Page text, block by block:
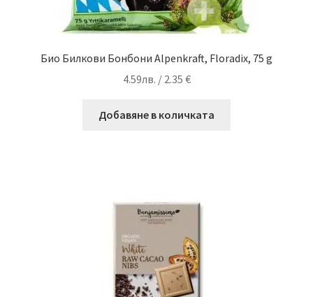
Био Билкови Бонбони Alpenkraft, Floradix, 75 g
4.59лв. / 2.35 €
Добавяне в количката